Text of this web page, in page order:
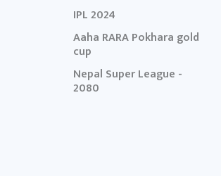
IPL 2024
Aaha RARA Pokhara gold
cup
Nepal Super League -
2080